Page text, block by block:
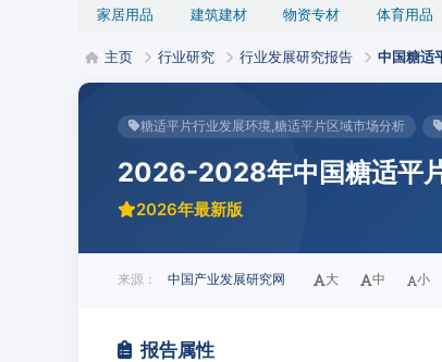
家居用品
建筑建材 物资专材 体育用品
主页 行业研究 行业发展研究报告 中国糖适
糖适平片行业发展环境,糖适平片区域市场分析
2026-2028年中国糖适平
2026年最新版
来源： 中国产业发展研究网 大 中 小
报告属性